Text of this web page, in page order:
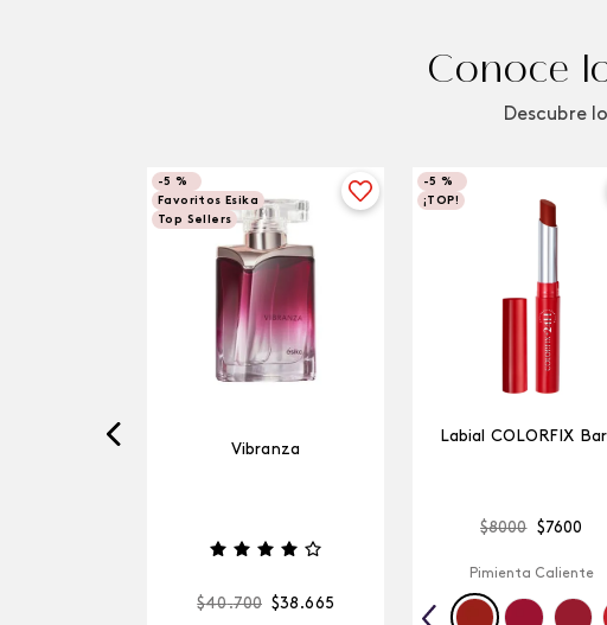
Conoce
Descubre
-5 %
Favoritos Esika
Top Sellers
Vibranza
$40.700 $38 .665
-5 %
¡TOP!
Labial COLORFIX
$8000 $7600
Pimienta Caliente